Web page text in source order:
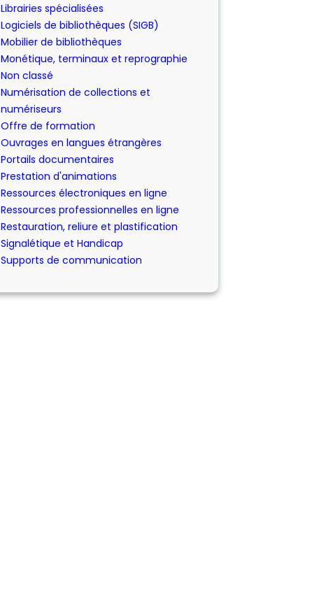
Librairies spécialisées
Logiciels de bibliothèques (SIGB)
Mobilier de bibliothèques
Monétique, terminaux et reprographie
Non classé
Numérisation de collections et
numériseurs
Offre de formation
Ouvrages en langues étrangères
Portails documentaires
Prestation d'animations
Ressources électroniques en ligne
Ressources professionnelles en ligne
Restauration, reliure et plastification
Signalétique et Handicap
Supports de communication